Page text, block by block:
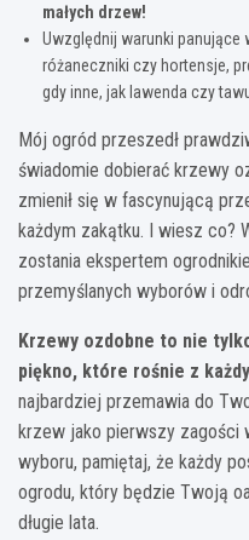
małych drzew!
Uwzględnij warunki panujące
różaneczniki czy hortensje,
gdy inne, jak lawenda czy
Mój ogród przeszedł
świadomie dobierać krzewy
zmienił się w fascynującą
każdym zakątku. I wiesz co?
zostania ekspertem
przemyślanych wyborów i
Krzewy ozdobne to nie
piękno, które rośnie z
najbardziej przemawia do
krzew jako pierwszy zagości
wyboru, pamiętaj, że każdy
ogrodu, który będzie Twoją
długie lata.